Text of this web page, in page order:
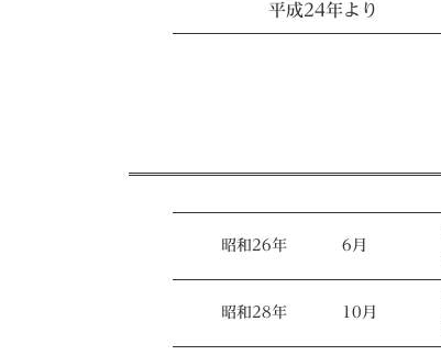
平成24年より
昭和26年 6月
昭和28年 10月